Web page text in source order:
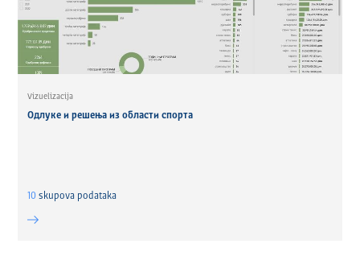
Vizuelizacija
Одлуке и решења из области спорта
10skupova podataka